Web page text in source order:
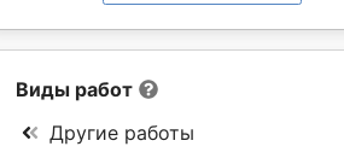
Виды работ
Другие работы